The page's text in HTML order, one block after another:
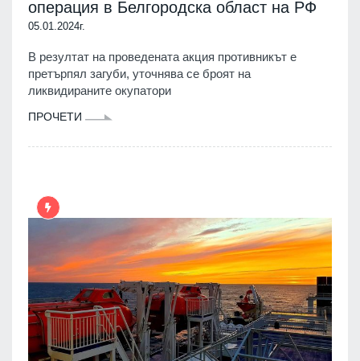
операция в Белгородска област на РФ
05.01.2024г.
В резултат на проведената акция противникът е
претърпял загуби, уточнява се броят на
ликвидираните окупатори
ПРОЧЕТИ